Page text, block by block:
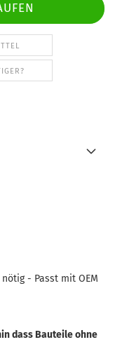
- Passt mit OEM
dass Bauteile ohne